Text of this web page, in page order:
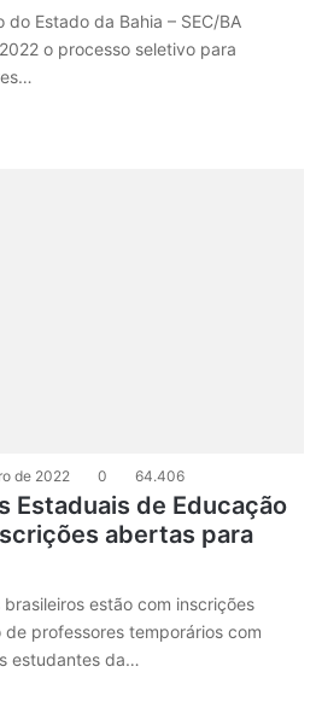
Estado da Bahia – SEC/BA
o processo seletivo para
de 2022 0 64.406
Estaduais de Educação
abertas para
estão com inscrições
professores temporários com
estudantes da…